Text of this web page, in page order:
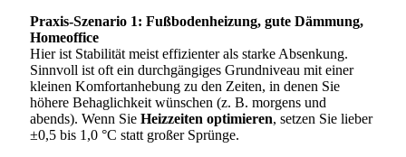
Praxis-Szenario 1: Fußbodenheizung, gute Dämmung,
Homeoffice
Hier ist Stabilität meist effizienter als starke Absenkung.
Sinnvoll ist oft ein durchgängiges Grundniveau mit einer
kleinen Komfortanhebung zu den Zeiten, in denen Sie
höhere Behaglichkeit wünschen (z. B. morgens und
abends). Wenn Sie Heizzeiten optimieren, setzen Sie lieber
±0,5 bis 1,0 °C statt großer Sprünge.